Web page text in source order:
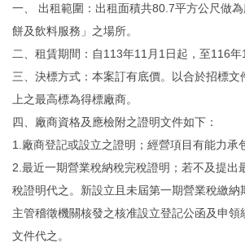
一、 出租範圍：出租面積共80.7平方公尺做
餅及飲料服務」之場所。
二、租賃期間：自113年11月1日起，至116年
三、決標方式：本案訂有底價。以合於招標文
上之最高標為得標廠商。
四、廠商資格及應檢附之證明文件如下：
1.廠商登記或設立之證明；經營項目有能力承
2.最近一期營業稅納稅完稅證明；若不及提出
稅證明代之。新設立且未屆第一期營業稅繳納
主管稽徵機關核發之核准設立登記公函及申領
文件代之。